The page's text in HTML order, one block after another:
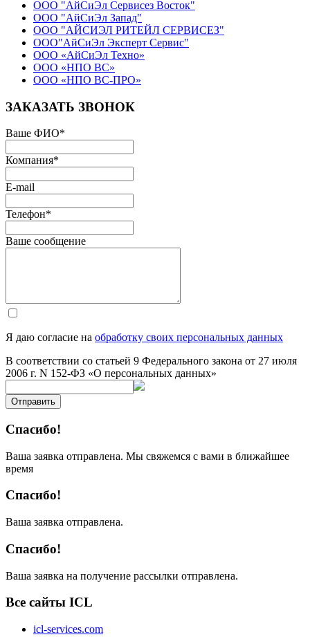
ООО "АйСиЭл Сервисез Восток"
ООО "АйСиЭл Запад"
ООО "АЙСИЭЛ РИТЕЙЛ СЕРВИСЕЗ"
ООО"АйСиЭл Эксперт Сервис"
ООО «АйСиЭл Техно»
ООО «НПО ВС»
ООО «НПО ВС-ПРО»
ЗАКАЗАТЬ ЗВОНОК
Ваше ФИО*
Компания*
E-mail
Телефон*
Ваше сообщение
Я даю согласие на обработку своих персональных данных
В соответствии со статьей 9 Федерального закона от 27 июля
2006 г. N 152-ФЗ «О персональных данных»
Отправить
Спасибо!
Ваша заявка отправлена. Мы свяжемся с вами в ближайшее
время
Спасибо!
Ваша заявка отправлена.
Спасибо!
Ваша заявка на получение рассылки отправлена.
Все сайты ICL
icl-services.com